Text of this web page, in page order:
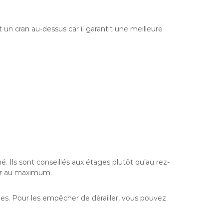
un cran au-dessus car il garantit une meilleure
Ils sont conseillés aux étages plutôt qu’au rez-
au maximum.
Pour les empêcher de dérailler, vous pouvez